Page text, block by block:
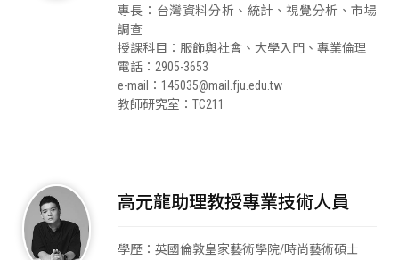
專長：台灣資料分析、統計、視覺分析、市場
調查
授課科目：服飾與社會、大學入門、專業倫理
電話：2905-3653
e-mail：145035@mail.fju.edu.tw
教師研究室：TC211
高元龍助理教授專業技術人員
學歷：英國倫敦皇家藝術學院/時尚藝術碩士